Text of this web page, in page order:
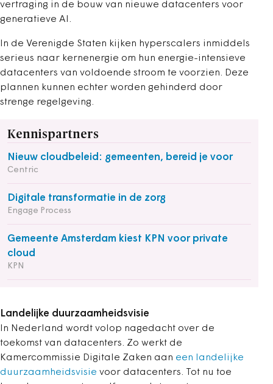
vertraging in de bouw van nieuwe datacenters voor
generatieve AI.
In de Verenigde Staten kijken hyperscalers inmiddels
serieus naar kernenergie om hun energie-intensieve
datacenters van voldoende stroom te voorzien. Deze
plannen kunnen echter worden gehinderd door
strenge regelgeving.
Kennispartners
Nieuw cloudbeleid: gemeenten, bereid je voor
Centric
Digitale transformatie in de zorg
Engage Process
Gemeente Amsterdam kiest KPN voor private
cloud
KPN
Landelijke duurzaamheidsvisie
In Nederland wordt volop nagedacht over de
toekomst van datacenters. Zo werkt de
Kamercommissie Digitale Zaken aan een landelijke
duurzaamheidsvisie voor datacenters. Tot nu toe